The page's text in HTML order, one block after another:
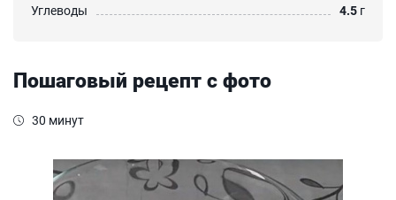
Углеводы
4.5 г
Пошаговый рецепт с фото
30 минут